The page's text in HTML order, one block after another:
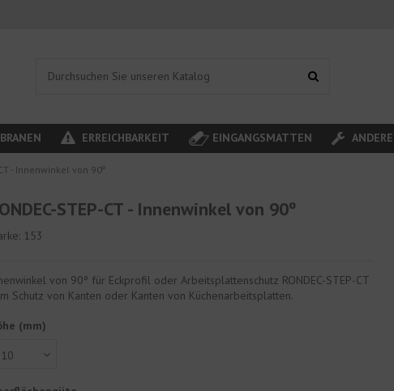
ERREICHBARKEIT EINGANGSMATTEN ANDERE
CT - Innenwinkel von 90º
STEP-CT - Innenwinkel von 90º
153
von 90º für Eckprofil oder Arbeitsplattenschutz RONDEC-STEP-CT
Schutz von Kanten oder Kanten von Küchenarbeitsplatten.
(mm)